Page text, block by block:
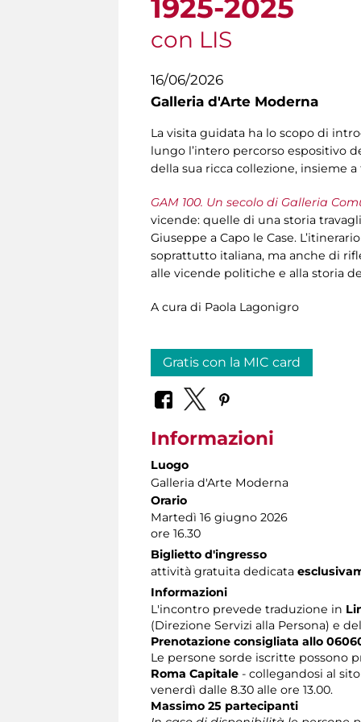
1925-2025
con LIS
16/06/2026
Galleria d'Arte Moderna
La visita guidata ha lo scopo di
lungo l’intero percorso espositivo
della sua ricca collezione, insieme
GAM 100. Un secolo di Galleria
vicende: quelle di una storia
Giuseppe a Capo le Case.
soprattutto italiana, ma anche di
alle vicende politiche e alla storia
A cura di Paola Lagonigro
Gratis con la MIC card
Informazioni
Luogo
Galleria d'Arte Moderna
Orario
Martedì 16 giugno 2026
ore 16.30
Biglietto d'ingresso
attività gratuita dedicata
Informazioni
L'incontro prevede traduzione in
(Direzione Servizi alla Persona) e
Prenotazione consigliata allo
Le persone sorde iscritte possono
Roma Capitale - collegandosi al
venerdì dalle 8.30 alle ore 13.00.
Massimo 25 partecipanti